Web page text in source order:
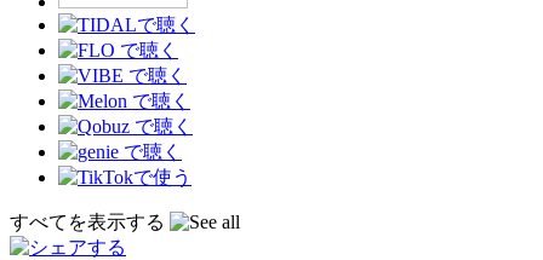
すべてを表示する